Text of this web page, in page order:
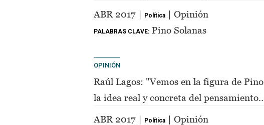
de Perón"
ABR 2017 | Política | Opinión
PALABRAS CLAVE: Pino Solanas
OPINIÓN
Raúl Lagos: "Vemos en la figura de Pino
la idea real y concreta del pensamiento
de Perón"
ABR 2017 | Política | Opinión